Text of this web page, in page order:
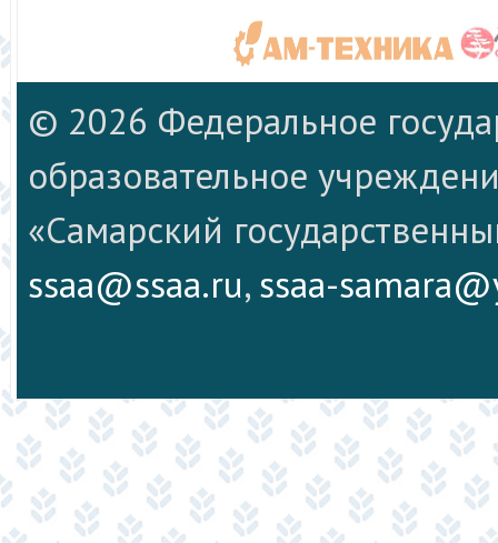
© 2026 Федеральное
образовательное
«Самарский
ssaa@ssaa.ru, ssaa-